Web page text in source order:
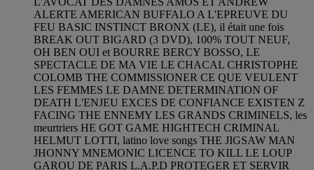
ALERTE AMERICAN BUFFALO A L'EPREUVE DU
FEU BASIC INSTINCT BRONX (LE), il était une fois
BREAK OUT BIGARD (3 DVD), 100% TOUT NEUF,
OH BEN OUI et BOURRE BERCY BOSSO, LE
SPECTACLE DE MA VIE LE CHACAL CHRISTOPHE
COLOMB THE COMMISSIONER CE QUE VEULENT
LES FEMMES LE DAMNE DETERMINATION OF
DEATH L'ENJEU EXCES DE CONFIANCE EXISTEN Z
FACING THE ENNEMY LES GRANDS CRIMINELS, les
meurtriers HE GOT GAME HIGHTECH CRIMINAL
HELMUT LOTTI, latino love songs THE JIGSAW MAN
JHONNY MNEMONIC LICENCE TO KILL LE LOUP
GAROU DE PARIS L.A.P.D PROTEGER ET SERVIR